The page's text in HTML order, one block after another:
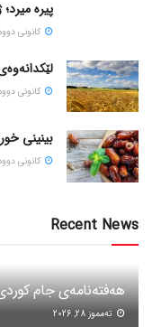
پیره
كانونی دووه‌م 16,
كانونی دووه‌م 20,
بینینی
كانونی دووه‌م 21,
Recent News
هەفتەنامەی جام کوردی
ته‌مموز 28, 2026